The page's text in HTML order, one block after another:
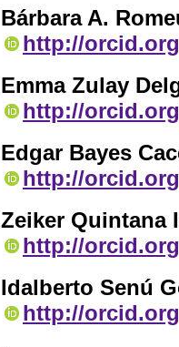
Bárbara A.
http://
Emma Zulay
http://
Edgar Bayes
http://
Zeiker Quintana
http://
Idalberto Senú
http://